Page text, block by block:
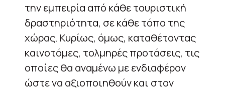
την εμπειρία από κάθε τουριστική
δραστηριότητα, σε κάθε τόπο της
χώρας. Κυρίως, όμως, καταθέτοντας
καινοτόμες, τολμηρές προτάσεις, τις
οποίες θα αναμένω με ενδιαφέρον
ώστε να αξιοποιηθούν και στον